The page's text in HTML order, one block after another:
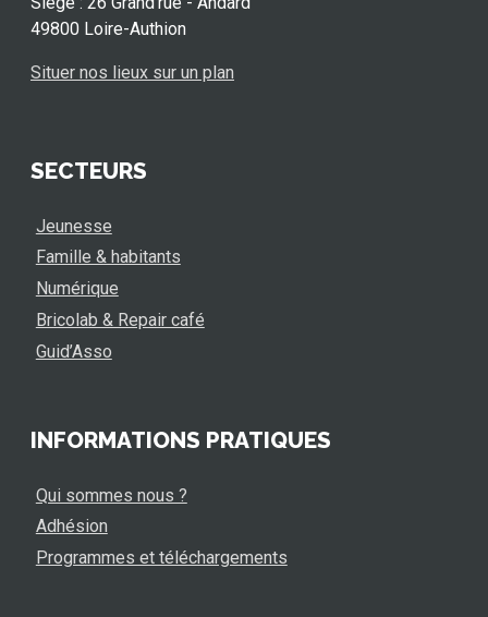
49800 Loire-Authion
Situer nos lieux sur un plan
SECTEURS
Jeunesse
Famille & habitants
Numérique
Bricolab & Repair café
Guid’Asso
INFORMATIONS PRATIQUES
Qui sommes nous ?
Adhésion
Programmes et téléchargements